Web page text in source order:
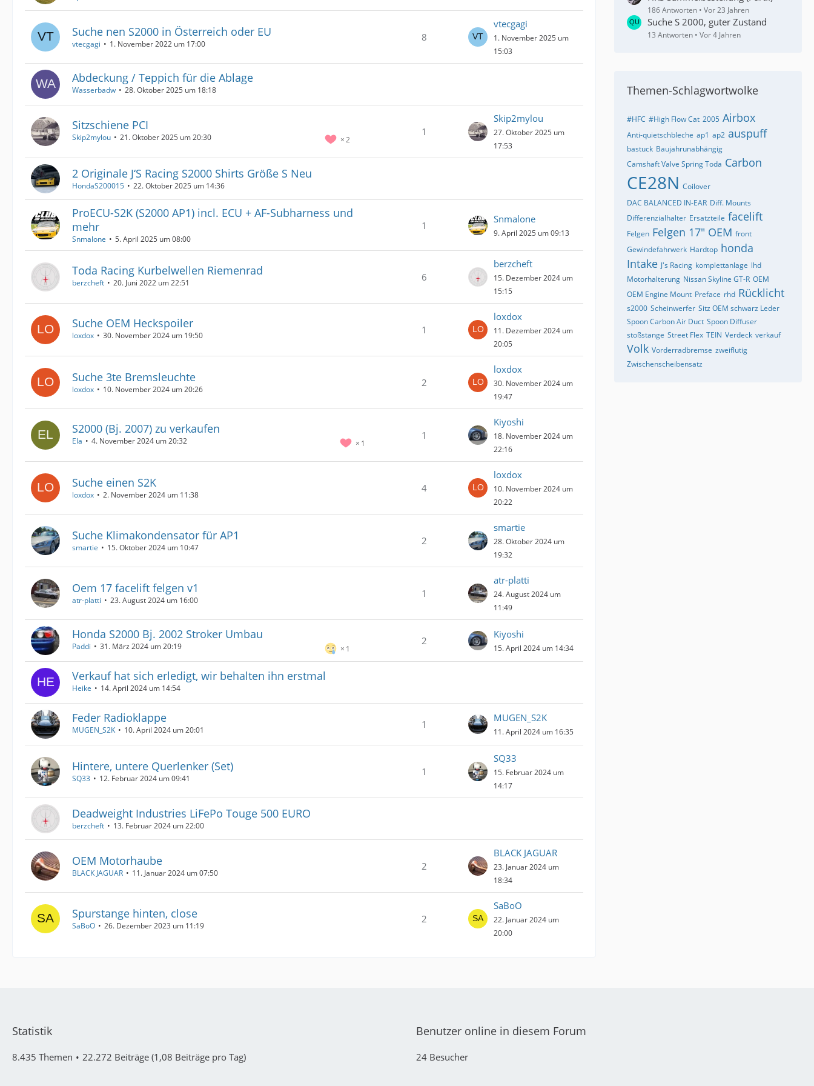
Suche nen S2000 in Österreich oder EU
vtecgagi 1. November 2022 um 17:00
8
vtecgagi
1. November 2025 um
15:03
Abdeckung / Teppich für die Ablage
Wasserbadw 28. Oktober 2025 um 18:18
Sitzschiene PCI
2
Skip2mylou 21. Oktober 2025 um 20:30 1
Skip2mylou
27. Oktober 2025 um
17:53
2 Originale J‘S Racing S2000 Shirts Größe S Neu
HondaS200015 22. Oktober 2025 um 14:36
ProECU-S2K (S2000 AP1) incl. ECU + AF-Subharness und
mehr
Snmalone 5. April 2025 um 08:00
1
Snmalone
9. April 2025 um 09:13
Toda Racing Kurbelwellen Riemenrad
berzcheft 20. Juni 2022 um 22:51 6
berzcheft
15. Dezember 2024 um
15:15
Suche OEM Heckspoiler
loxdox 30. November 2024 um 19:50 1
loxdox
11. Dezember 2024 um
20:05
Suche 3te Bremsleuchte
loxdox 10. November 2024 um 20:26
2
loxdox
30. November 2024 um
19:47
S2000 (Bj. 2007) zu verkaufen
1
Ela 4. November 2024 um 20:32 1
Kiyoshi
18. November 2024 um
22:16
Suche einen S2K
loxdox 2. November 2024 um 11:38
4
loxdox
10. November 2024 um
20:22
Suche Klimakondensator für AP1
smartie 15. Oktober 2024 um 10:47
2
smartie
28. Oktober 2024 um
19:32
Oem 17 facelift felgen v1
atr-platti 23. August 2024 um 16:00
1
atr-platti
24. August 2024 um
11:49
Honda S2000 Bj. 2002 Stroker Umbau
1
Paddi 31. März 2024 um 20:19 2
Kiyoshi
15. April 2024 um 14:34
Verkauf hat sich erledigt, wir behalten ihn erstmal
Heike 14. April 2024 um 14:54
Feder Radioklappe
MUGEN_S2K 10. April 2024 um 20:01 1
MUGEN_S2K
11. April 2024 um 16:35
Hintere, untere Querlenker (Set)
SQ33 12. Februar 2024 um 09:41
1
SQ33
15. Februar 2024 um
14:17
Deadweight Industries LiFePo Touge 500 EURO
berzcheft 13. Februar 2024 um 22:00
OEM Motorhaube
BLACK JAGUAR 11. Januar 2024 um 07:50
2
BLACK JAGUAR
23. Januar 2024 um
18:34
Spurstange hinten, close
SaBoO 26. Dezember 2023 um 11:19
2
SaBoO
22. Januar 2024 um
20:00
186 Antworten Vor 23 Jahren
Suche S 2000, guter Zustand
13 Antworten Vor 4 Jahren
Themen-Schlagwortwolke
#HFC #High Flow Cat 2005 Airbox
Anti-quietschbleche ap1 ap2 auspuff
bastuck Baujahrunabhängig
Camshaft Valve Spring Toda Carbon
CE28N Coilover
DAC BALANCED IN-EAR Diff. Mounts
Differenzialhalter Ersatzteile facelift
Felgen Felgen 17" OEM front
Gewindefahrwerk Hardtop honda
Intake J's Racing komplettanlage lhd
Motorhalterung Nissan Skyline GT-R OEM
OEM Engine Mount Preface rhd Rücklicht
s2000 Scheinwerfer Sitz OEM schwarz Leder
Spoon Carbon Air Duct Spoon Diffuser
stoßstange Street Flex TEIN Verdeck verkauf
Volk Vorderradbremse zweiflutig
Zwischenscheibensatz
Statistik
8.435 Themen 22.272 Beiträge (1,08 Beiträge pro Tag)
Benutzer online in diesem Forum
24 Besucher